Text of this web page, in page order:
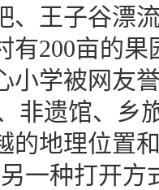
、王子谷漂
有200亩的
小学被网友
非遗馆、乡
的地理位置
一种打开方